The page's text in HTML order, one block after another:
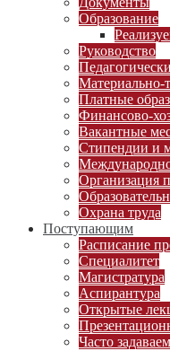
Образование
Руководство
Материально-
Платные
Финансово-
Вакантные
Стипендии и
Организация
Охрана труда
Поступающим
Расписание
Специалитет
Магистратура
Аспирантура
Открытые
Часто